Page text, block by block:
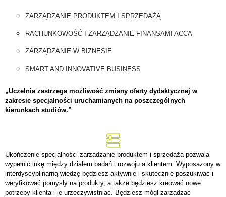
ZARZĄDZANIE PRODUKTEM I SPRZEDAŻĄ
RACHUNKOWOŚĆ I ZARZĄDZANIE FINANSAMI ACCA
ZARZĄDZANIE W BIZNESIE
SMART AND INNOVATIVE BUSINESS
„Uczelnia zastrzega możliwość zmiany oferty dydaktycznej w
zakresie specjalności uruchamianych na poszczególnych
kierunkach studiów.”
Ukończenie specjalności zarządzanie produktem i sprzedażą pozwala
wypełnić lukę między działem badań i rozwoju a klientem. Wyposażony w
interdyscyplinarną wiedzę będziesz aktywnie i skutecznie poszukiwać i
weryfikować pomysły na produkty, a także będziesz kreować nowe
potrzeby klienta i je urzeczywistniać. Będziesz mógł zarządzać